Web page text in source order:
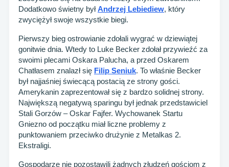
Dodatkowo świetny byłAndrzej Lebiediew, który
zwyciężył swoje wszystkie biegi.
Pierwszy bieg ostrowianie zdołali wygrać w dziewiątej
gonitwie dnia. Wtedy to Luke Becker zdołał przywieźć za
swoimi plecami Oskara Palucha, a przed Oskarem
Chatłasem znalazł się Filip Seniuk. To właśnie Becker
był najjaśniej świecącą postacią ze strony gości.
Amerykanin zaprezentował się z bardzo solidnej strony.
Największą negatywą sparingu był jednak przedstawiciel
Stali Gorzów – Oskar Fajfer. Wychowanek Startu
Gniezno od początku miał liczne problemy z
punktowaniem przeciwko drużynie z Metalkas 2.
Ekstraligi.
Gospodarze nie pozostawili żadnych złudzeń gościom z